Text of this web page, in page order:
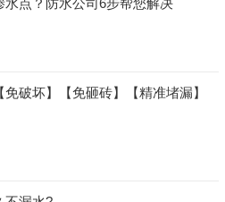
破坏】【免砸砖】【精准堵漏】